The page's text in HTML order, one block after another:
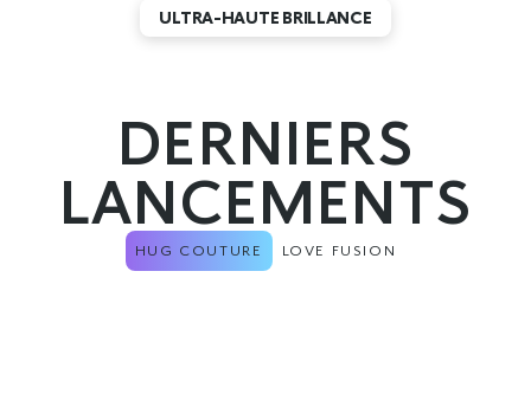
ULTRA-HAUTE BRILLANCE
DERNIERS
LANCEMENTS
HUG COUTURE LOVE FUSION